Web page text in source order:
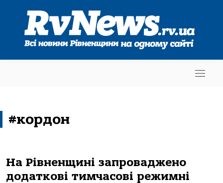
#кордон
На Рівненщині запроваджено
додаткові тимчасові режимні